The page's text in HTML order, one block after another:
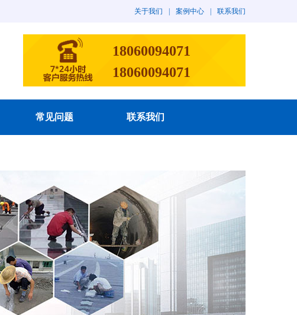
关于我们 案例中心 联系我们
18060094071
18060094071
常见问题 联系我们